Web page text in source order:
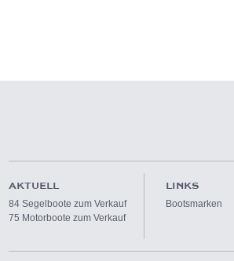
AKTUELL
84 Segelboote zum Verkauf
75 Motorboote zum Verkauf
LINKS
Bootsmarken